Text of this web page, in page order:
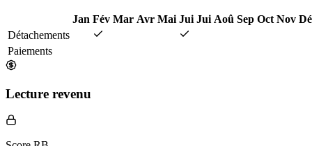
Jan Fév Mar Avr Mai Jui Jui Aoû Sep Oct Nov
Détachements
Paiements
Lecture revenu